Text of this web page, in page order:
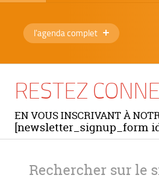
l'agenda complet
RESTEZ
EN VOUS INSCRIVANT À
[newsletter_signup_form